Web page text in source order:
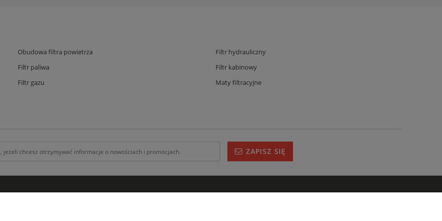
Obudowa filtra powietrza
Filtr paliwa
Filtr gazu
Filtr hydrauliczny
Filtr kabinowy
Maty filtracyjne
ZAPISZ SIĘ